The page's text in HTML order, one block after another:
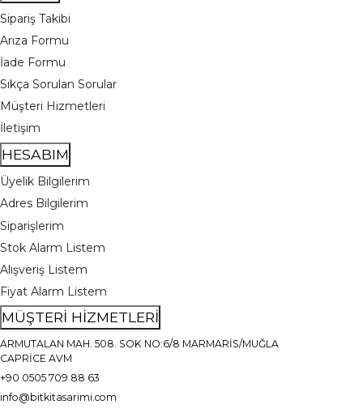
Sipariş Takibi
Arıza Formu
İade Formu
Sıkça Sorulan Sorular
Müşteri Hizmetleri
İletişim
HESABIM
Üyelik Bilgilerim
Adres Bilgilerim
Siparişlerim
Stok Alarm Listem
Alışveriş Listem
Fiyat Alarm Listem
MÜŞTERİ HİZMETLERİ
ARMUTALAN MAH. 508. SOK NO:6/8 MARMARİS/MUĞLA
CAPRİCE AVM
+90 0505 709 88 63
info@bitkitasarimi.com